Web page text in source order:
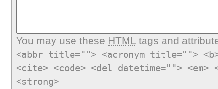
You may use these HTMLtags and
<abbr title=""> <acronym title="">
<cite> <code> <del datetime="">
<strong>